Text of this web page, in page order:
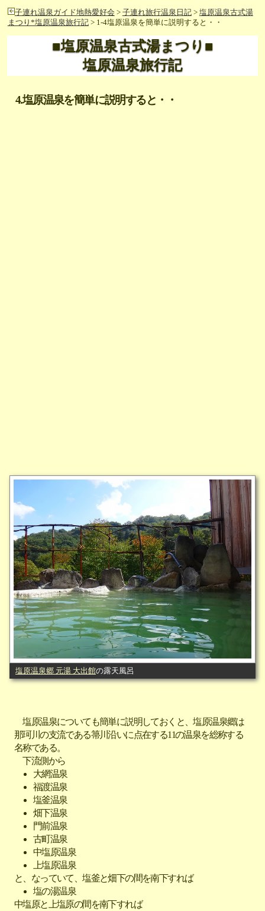
子連れ温泉ガイド地熱愛好会 > 子連れ旅行温泉日記> 塩原温泉古式湯
まつり*塩原温泉旅行記> 1-4塩原温泉を簡単に説明すると・・
■塩原温泉古式湯まつり■
塩原温泉旅行記
4.塩原温泉を簡単に説明すると・・
塩原温泉郷 元湯 大出館の露天風呂
塩原温泉についても簡単に説明しておくと、塩原温泉郷は
那珂川の支流である箒川沿いに点在する11の温泉を総称する
名称である。
下流側から
大網温泉
福渡温泉
塩釜温泉
畑下温泉
門前温泉
古町温泉
中塩原温泉
上塩原温泉
と、なっていて、塩釜と畑下の間を南下すれば
塩の湯温泉
中塩原と上塩原の間を南下すれば